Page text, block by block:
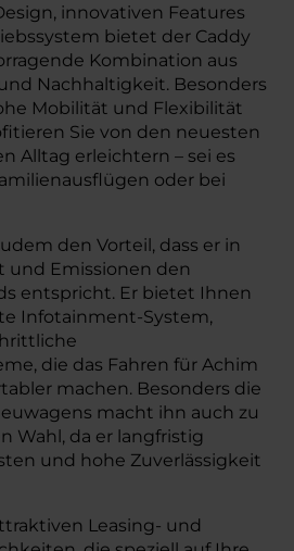
innovativen Features
bietet der Caddy
Kombination aus
Nachhaltigkeit. Besonders
Mobilität und Flexibilität
Sie von den neuesten
Alltag erleichtern – sei es
oder bei
den Vorteil, dass er in
und Emissionen den
entspricht. Er bietet Ihnen
Infotainment-System,
die das Fahren für Achim
machen. Besonders die
macht ihn auch zu
Wahl, da er langfristig
und hohe Zuverlässigkeit
Leasing- und